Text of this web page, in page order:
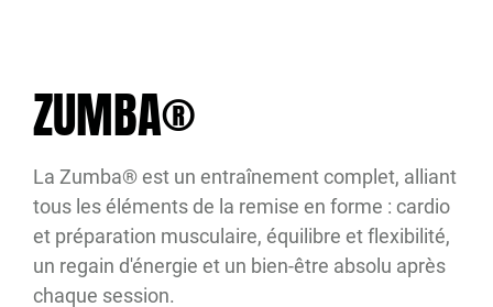
ZUMBA®
La Zumba® est un entraînement complet, alliant
tous les éléments de la remise en forme : cardio
et préparation musculaire, équilibre et flexibilité,
un regain d'énergie et un bien-être absolu après
chaque session.